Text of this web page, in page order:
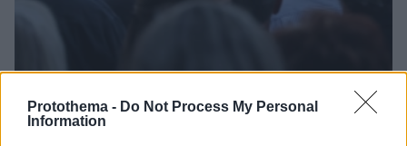
Protothema - Do Not Process My Personal
Information
11.06.2026, 09:02